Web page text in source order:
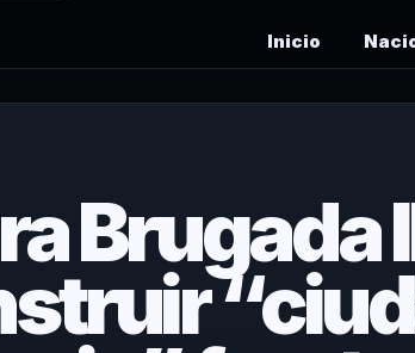
Inicio
Brugada